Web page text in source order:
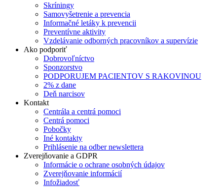
Skríningy
Samovyšetrenie a prevencia
Informačné letáky k prevencii
Preventívne aktivity
Vzdelávanie odborných pracovníkov a supervízie
Ako podporiť
Dobrovoľníctvo
Sponzorstvo
PODPORUJEM PACIENTOV S RAKOVINOU
2% z dane
Deň narcisov
Kontakt
Centrála a centrá pomoci
Centrá pomoci
Pobočky
Iné kontakty
Prihlásenie na odber newslettera
Zverejňovanie a GDPR
Informácie o ochrane osobných údajov
Zverejňovanie informácií
Infožiadosť